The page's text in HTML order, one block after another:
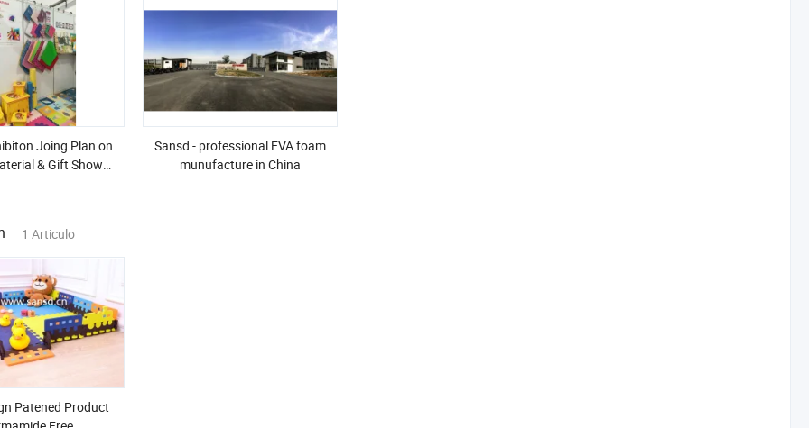
Joing Plan on
& Gift Show
Sansd - professional EVA foam
munufacture in China
1 Articulo
Patened Product